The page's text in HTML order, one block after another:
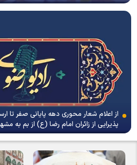
پذیرایی از زائران امام رضا (ع) از بم به